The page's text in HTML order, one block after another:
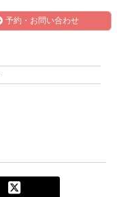
予約・お問い合わせ